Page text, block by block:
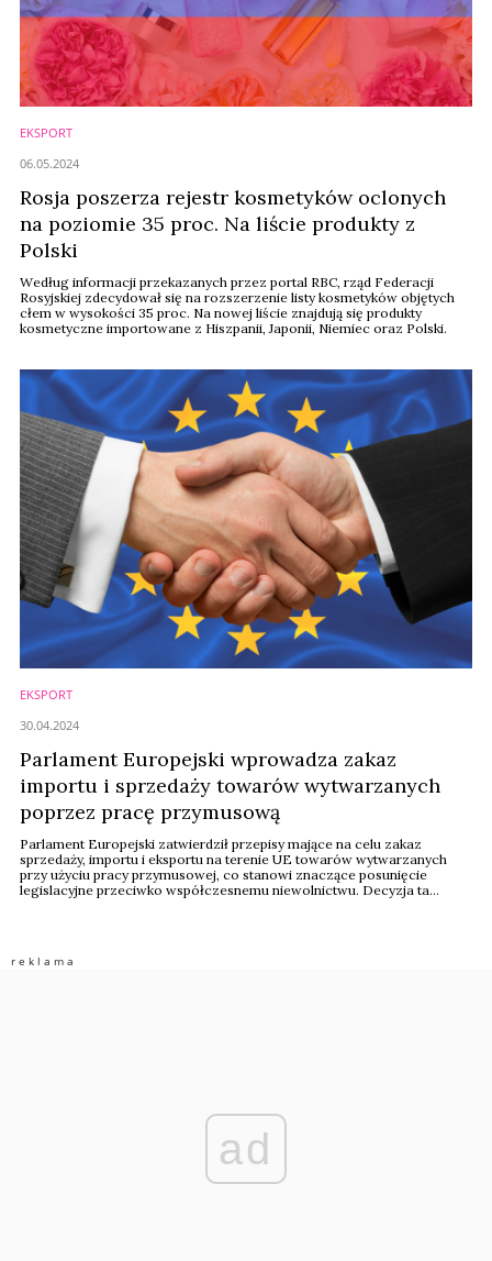
EKSPORT
Rosja poszerza rejestr kosmetyków oclonych
na poziomie 35 proc. Na liście produkty z
Polski
Według informacji przekazanych przez portal RBC, rząd Federacji
Rosyjskiej zdecydował się na rozszerzenie listy kosmetyków objętych
cłem w wysokości 35 proc. Na nowej liście znajdują się produkty
kosmetyczne importowane z Hiszpanii, Japonii, Niemiec oraz Polski.
06.05.2024
EKSPORT
Parlament Europejski wprowadza zakaz
importu i sprzedaży towarów wytwarzanych
poprzez pracę przymusową
Parlament Europejski zatwierdził przepisy mające na celu zakaz
sprzedaży, importu i eksportu na terenie UE towarów wytwarzanych
przy użyciu pracy przymusowej, co stanowi znaczące posunięcie
legislacyjne przeciwko współczesnemu niewolnictwu. Decyzja ta
30.04.2024
ad